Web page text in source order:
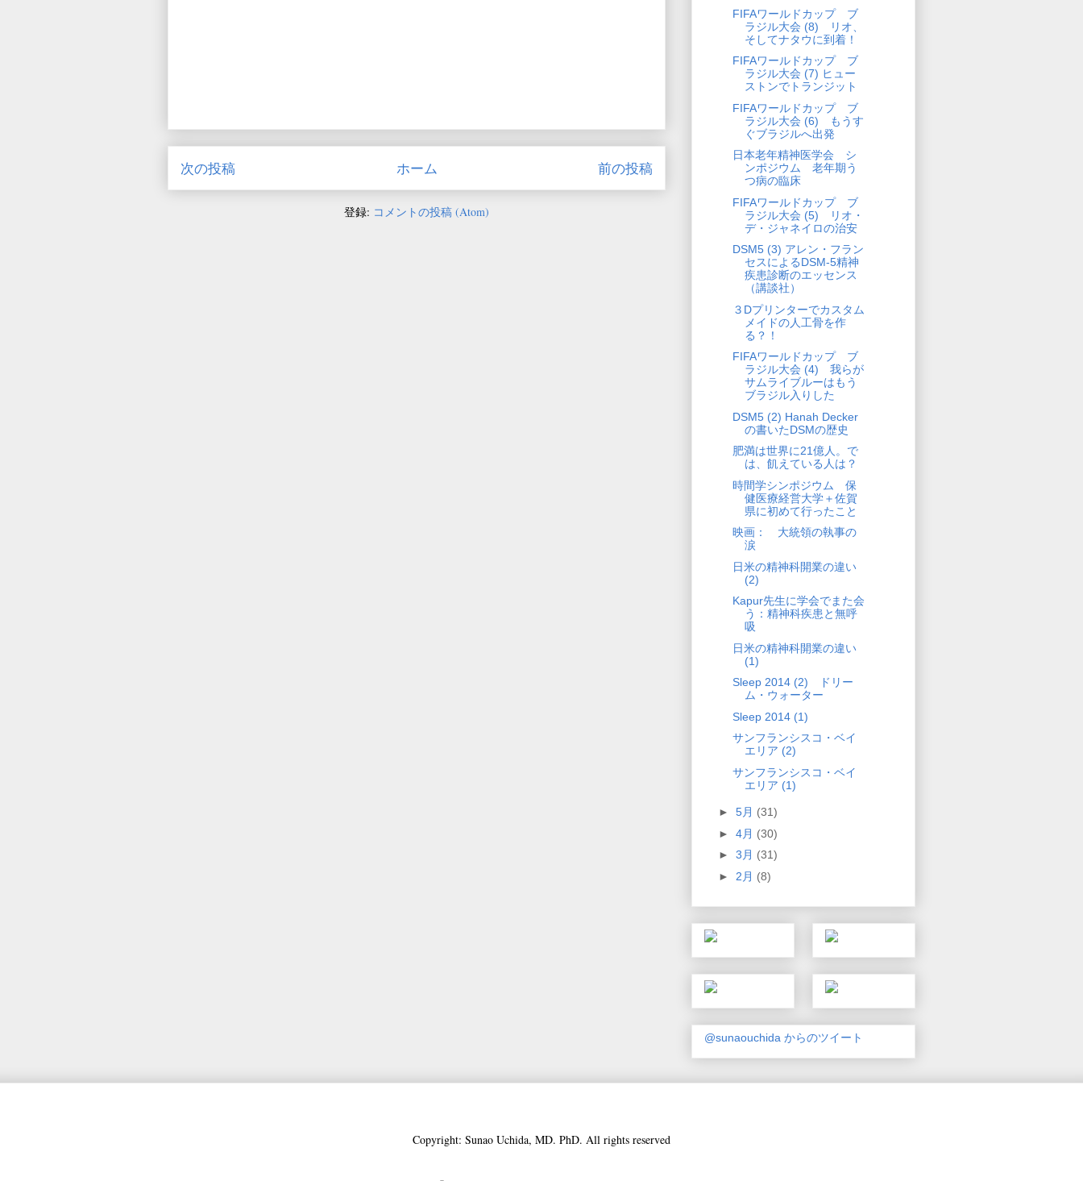
次の投稿 前の投稿
ホーム
登録: コメントの投稿 (Atom)
FIFAワールドカップ ブ
ラジル大会 (8) リオ、
そしてナタウに到着！
FIFAワールドカップ ブ
ラジル大会 (7) ヒュー
ストンでトランジット
FIFAワールドカップ ブ
ラジル大会 (6) もうす
ぐブラジルへ出発
日本老年精神医学会 シ
ンポジウム 老年期う
つ病の臨床
FIFAワールドカップ ブ
ラジル大会 (5) リオ・
デ・ジャネイロの治安
DSM5 (3) アレン・フラン
セスによるDSM-5精神
疾患診断のエッセンス
（講談社）
３Dプリンターでカスタム
メイドの人工骨を作
る？！
FIFAワールドカップ ブ
ラジル大会 (4) 我らが
サムライブルーはもう
ブラジル入りした
DSM5 (2) Hanah Decker
の書いたDSMの歴史
肥満は世界に21億人。で
は、飢えている人は？
時間学シンポジウム 保
健医療経営大学＋佐賀
県に初めて行ったこと
映画： 大統領の執事の
涙
日米の精神科開業の違い
(2)
Kapur先生に学会でまた会
う：精神科疾患と無呼
吸
日米の精神科開業の違い
(1)
Sleep 2014 (2) ドリー
ム・ウォーター
Sleep 2014 (1)
サンフランシスコ・ベイ
エリア (2)
サンフランシスコ・ベイ
エリア (1)
► 5月 (31)
► 4月 (30)
► 3月 (31)
► 2月 (8)
@sunaouchida からのツイート
Copyright: Sunao Uchida, MD. PhD. All rights reserved